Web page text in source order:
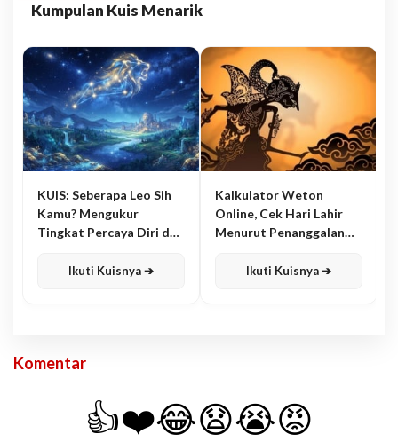
Kumpulan Kuis Menarik
KUIS: Seberapa Leo Sih
Kamu? Mengukur
Tingkat Percaya Diri dan
Ikuti Kuisnya ➔
Kalkulator Weton
Online, Cek Hari Lahir
Menurut Penanggalan
Ikuti Kuisnya ➔
Komentar
👍❤️😂😧😭😡